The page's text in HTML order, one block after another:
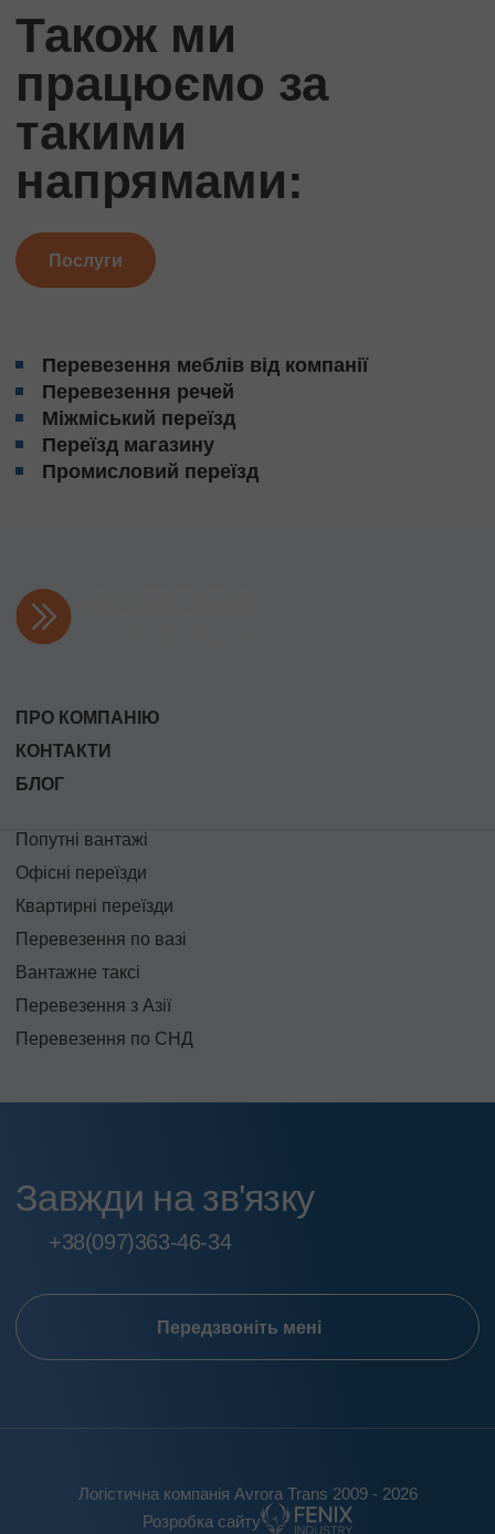
Також ми
працюємо за
такими
напрямами:
Послуги
Перевезення меблів від компанії
Перевезення речей
Міжміський переїзд
Переїзд магазину
Промисловий переїзд
ПРО КОМПАНІЮ
КОНТАКТИ
БЛОГ
Попутні вантажі
Офісні переїзди
Квартирні переїзди
Перевезення по вазі
Вантажне таксі
Перевезення з Азії
Перевезення по СНД
Завжди на зв'язку
+38(097)363-46-34
Передзвоніть мені
Логістична компанія Avrora Trans 2009 - 2026
Розробка сайту